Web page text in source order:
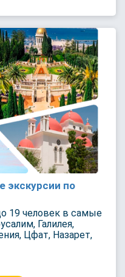
экскурсии по
19 человек в самые
Галилея,
Цфат, Назарет,